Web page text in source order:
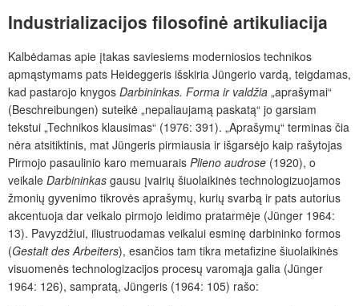
Industrializacijos filosofinė artikuliacija
Kalbėdamas apie įtakas saviesiems moderniosios technikos
apmąstymams pats Heideggeris išskiria Jüngerio vardą, teigdamas,
kad pastarojo knygos Darbininkas. Forma ir valdžia „aprašymai“
(Beschreibungen) suteikė „nepaliaujamą paskatą“ jo garsiam
tekstui „Technikos klausimas“ (1976: 391). „Aprašymų“ terminas čia
nėra atsitiktinis, mat Jüngeris pirmiausia ir išgarsėjo kaip rašytojas
Pirmojo pasaulinio karo memuarais Plieno audrose (1920), o
veikale Darbininkas gausu įvairių šiuolaikinės technologizuojamos
žmonių gyvenimo tikrovės aprašymų, kurių svarbą ir pats autorius
akcentuoja dar veikalo pirmojo leidimo pratarmėje (Jünger 1964:
13). Pavyzdžiui, iliustruodamas veikalui esminę darbininko formos
(Gestalt des Arbeiters), esančios tam tikra metafizine šiuolaikinės
visuomenės technologizacijos procesų varomąja galia (Jünger
1964: 126), sampratą, Jüngeris (1964: 105) rašo: